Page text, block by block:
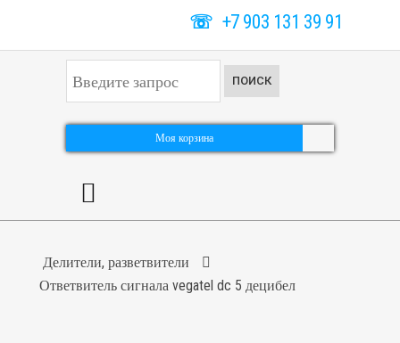
☏ +7 903 131 39 91
к
а
ь
ПОИСК
Моя корзина
Делители, разветвители
Ответвитель сигнала vegatel dc 5 децибел